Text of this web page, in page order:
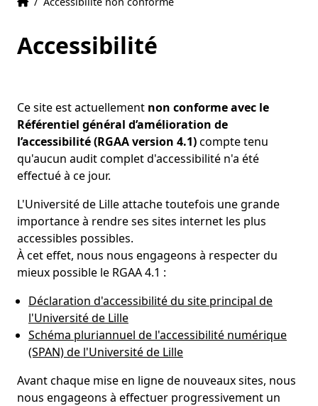
Accessibilité
Ce site est actuellement non conforme avec le
Référentiel général d’amélioration de
l’accessibilité (RGAA version 4.1)compte tenu
qu'aucun audit complet d'accessibilité n'a été
effectué à ce jour.
L'Université de Lille attache toutefois une grande
importance à rendre ses sites internet les plus
accessibles possibles.
À cet effet, nous nous engageons à respecter du
mieux possible le RGAA 4.1 :
Déclaration d'accessibilité du site principal de
l'Université de Lille
Schéma pluriannuel de l'accessibilité numérique
(SPAN) de l'Université de Lille
Avant chaque mise en ligne de nouveaux sites, nous
nous engageons à effectuer progressivement un